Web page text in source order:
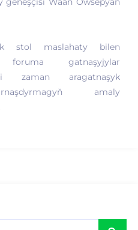
stol maslahaty bilen
gatnaşyjylar
zaman aragatnaşyk
amaly